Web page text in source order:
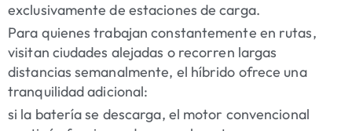
exclusivamente de estaciones de carga.
Para quienes trabajan constantemente en rutas,
visitan ciudades alejadas o recorren largas
distancias semanalmente, el híbrido ofrece una
tranquilidad adicional:
si la batería se descarga, el motor convencional